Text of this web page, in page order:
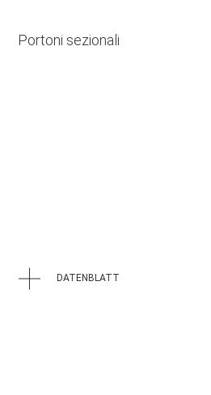
Portoni sezionali
DATENBLATT